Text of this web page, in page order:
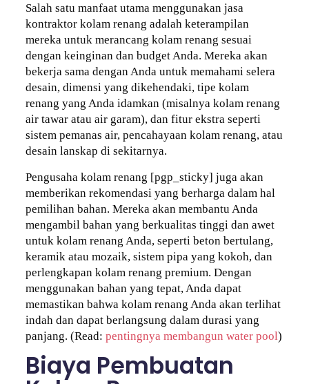
Salah satu manfaat utama menggunakan jasa
kontraktor kolam renang adalah keterampilan
mereka untuk merancang kolam renang sesuai
dengan keinginan dan budget Anda. Mereka akan
bekerja sama dengan Anda untuk memahami selera
desain, dimensi yang dikehendaki, tipe kolam
renang yang Anda idamkan (misalnya kolam renang
air tawar atau air garam), dan fitur ekstra seperti
sistem pemanas air, pencahayaan kolam renang, atau
desain lanskap di sekitarnya.
Pengusaha kolam renang [pgp_sticky] juga akan
memberikan rekomendasi yang berharga dalam hal
pemilihan bahan. Mereka akan membantu Anda
mengambil bahan yang berkualitas tinggi dan awet
untuk kolam renang Anda, seperti beton bertulang,
keramik atau mozaik, sistem pipa yang kokoh, dan
perlengkapan kolam renang premium. Dengan
menggunakan bahan yang tepat, Anda dapat
memastikan bahwa kolam renang Anda akan terlihat
indah dan dapat berlangsung dalam durasi yang
panjang. (Read: pentingnya membangun water pool)
Biaya Pembuatan